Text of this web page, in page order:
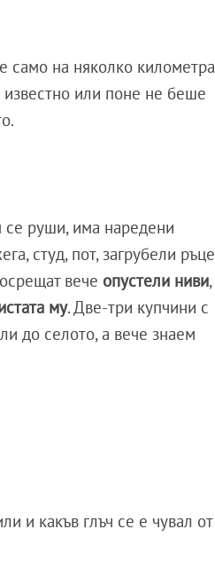
само на няколко километра
известно или поне не беше
се руши, има наредени
студ, пот, загрубели ръце
вече опустели ниви,
му. Две-три купчини с
до селото, а вече знаем
и какъв глъч се е чувал от